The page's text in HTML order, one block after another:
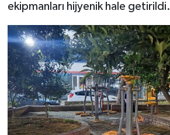
ekipmanları hijyenik hale getirildi.